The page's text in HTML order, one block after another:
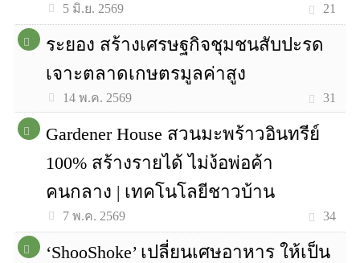
5 มิ.ย. 2569 21
ระยอง สร้างเศรษฐกิจชุมชนสับปะรด
เจาะตลาดเกษตรมูลค่าสูง
14 พ.ค. 2569 31
Gardener House สวนมะพร้าวอินทรีย์
100% สร้างรายได้ ไม่ง้อพ่อค้า
คนกลาง | เทคโนโลยีชาวบ้าน
7 พ.ค. 2569 34
‘ShooShoke’ เปลี่ยนเศษอาหาร ให้เป็น